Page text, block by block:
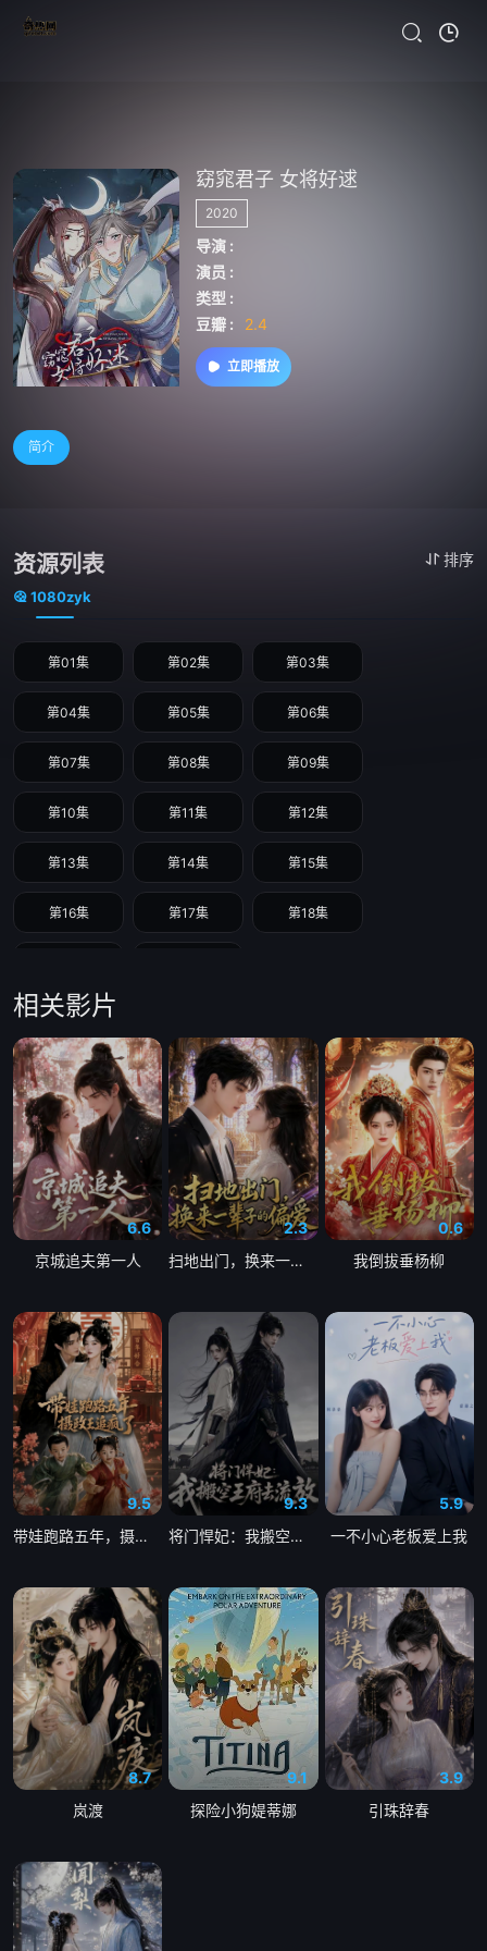
窈窕君子 女将好逑
2020
导演 :
演员 :
类型 :
豆瓣 :
2.4
立即播放
简介
资源列表 排序
1080zyk
第01集 第02集 第03集
第04集 第05集 第06集
第07集 第08集 第09集
第10集 第11集 第12集
第13集 第14集 第15集
第16集 第17集 第18集
相关影片
6.6
京城追夫第一人
2.3
扫地出门，换来一辈子的偏爱
0.6
我倒拔垂杨柳
9.5
带娃跑路五年，摄政王追疯了
9.3
将门悍妃：我搬空王府去流放
5.9
一不小心老板爱上我
8.7
岚渡
9.1
探险小狗媞蒂娜
3.9
引珠辞春